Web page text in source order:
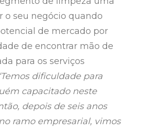
o seu negócio quando
de mercado por
de encontrar mão de
para os serviços
dificuldade para
capacitado neste
depois de seis anos
ramo empresarial, vimos